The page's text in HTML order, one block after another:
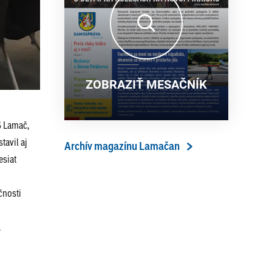
aj
18. 6. 2026
13. ročník Simultánky pod
lipami v Lamači priniesol
výborný šach aj príjemnú
komunitnú atmosféru
ZOBRAZIŤ MESAČNÍK
Archív magazínu Lamačan